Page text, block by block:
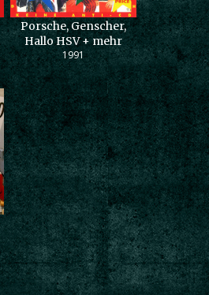
Porsche, Genscher,
Hallo HSV + mehr
1991